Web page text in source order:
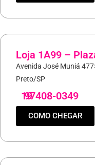
Loja 1A99 –
Avenida José Muniá
Preto/SP
19
97408-0349
COMO CHEGAR